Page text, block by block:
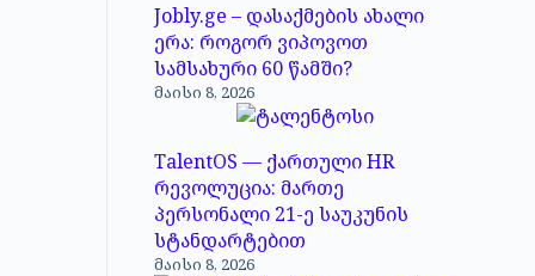
Jobly.ge – დასაქმების ახალი
ერა: როგორ ვიპოვოთ
სამსახური 60 წამში?
მაისი 8, 2026
TalentOS — ქართული HR
რევოლუცია: მართე
პერსონალი 21-ე საუკუნის
სტანდარტებით
მაისი 8, 2026